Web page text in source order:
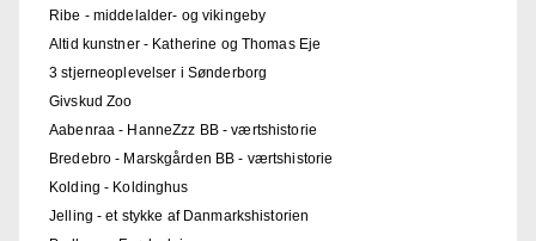
Ribe - middelalder- og vikingeby
Altid kunstner - Katherine og Thomas Eje
3 stjerneoplevelser i Sønderborg
Givskud Zoo
Aabenraa - HanneZzz BB - værtshistorie
Bredebro - Marskgården BB - værtshistorie
Kolding - Koldinghus
Jelling - et stykke af Danmarkshistorien